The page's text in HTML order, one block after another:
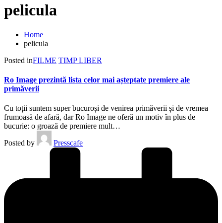
pelicula
Home
pelicula
Posted inFILME TIMP LIBER
Ro Image prezintă lista celor mai așteptate premiere ale
primăverii
Cu toții suntem super bucuroși de venirea primăverii și de vremea
frumoasă de afară, dar Ro Image ne oferă un motiv în plus de
bucurie: o groază de premiere mult…
Posted by
Presscafe